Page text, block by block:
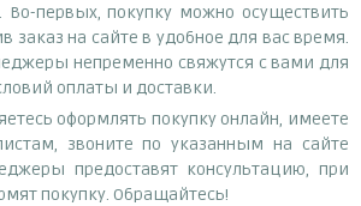
Во-первых, покупку можно осуществить
заказ на сайте в удобное для вас время.
непременно свяжутся с вами для
оплаты и доставки.
оформлять покупку онлайн, имеете
звоните по указанным на сайте
предоставят консультацию, при
покупку. Обращайтесь!